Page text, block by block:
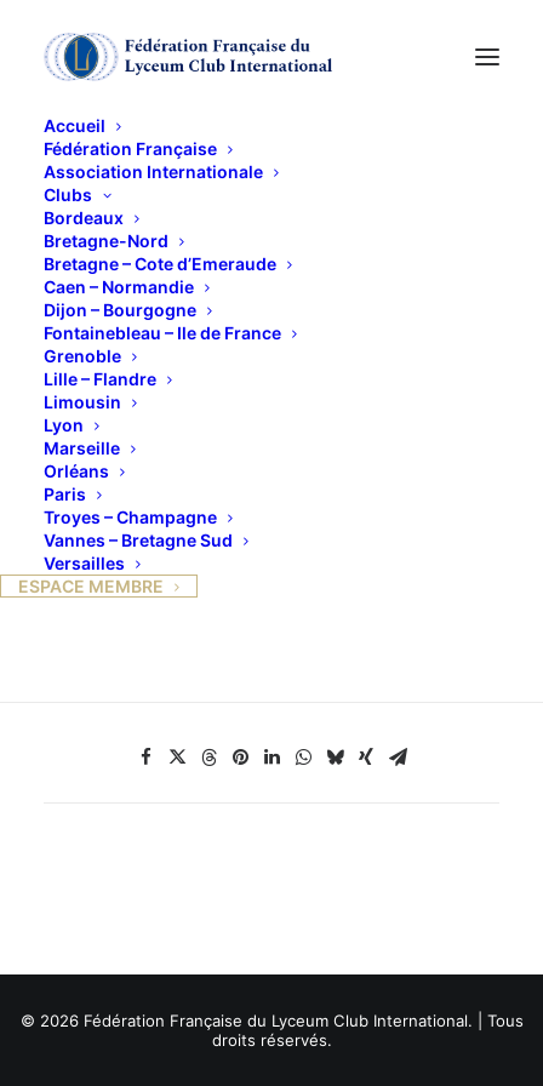
Accueil
Fédération Française
Association Internationale
Clubs
Bordeaux
Bretagne-Nord
Bretagne – Cote d’Emeraude
Caen – Normandie
Dijon – Bourgogne
Fontainebleau – Ile de France
Grenoble
Lille – Flandre
Limousin
Lyon
Marseille
Orléans
Paris
Troyes – Champagne
Vannes – Bretagne Sud
Versailles
ESPACE MEMBRE
BERNARD CATHELIN
A VALENCE
Valence : Exposition Bernard Cathelin au Musée
deValence
Puis déjeuner chez nos amis Dollinger à Upie
© 2026 Fédération Française du Lyceum Club International. | Tous
droits réservés.